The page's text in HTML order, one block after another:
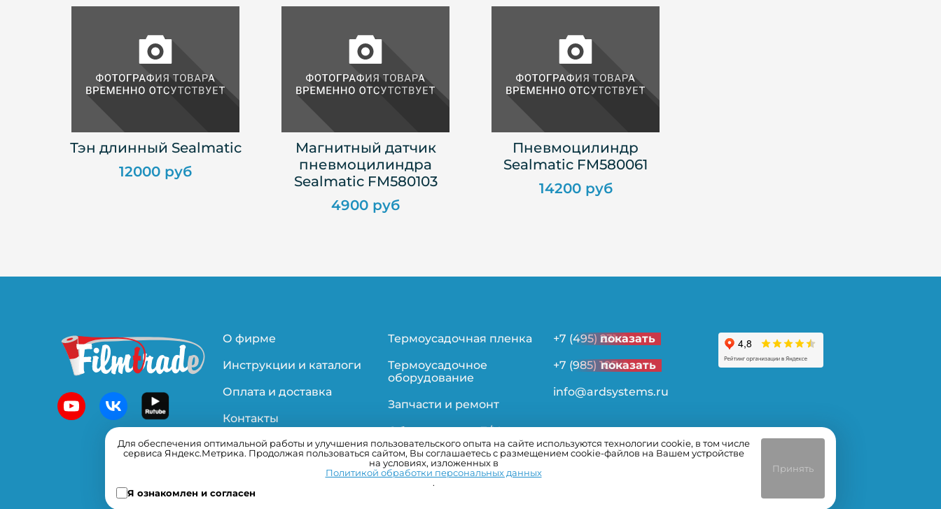
Для обеспечения оптимальной работы и улучшения пользовательского опыта на сайте используются технологии cookie, в том числе
сервиса Яндекс.Метрика. Продолжая пользоваться сайтом, Вы соглашаетесь с размещением cookie-файлов на Вашем устройстве
на условиях, изложенных в
Политикой обработки персональных данных
.
Я ознакомлен и согласен
Принять
Тэн длинный Sealmatic
12000 руб
Магнитный датчик
пневмоцилиндра
Sealmatic FM580103
4900 руб
Пневмоцилиндр
Sealmatic FM580061
14200 руб
О фирме
Инструкции и каталоги
Оплата и доставка
Контакты
Политика
конфиденциальности
Термоусадочная пленка
Термоусадочное
оборудование
Запчасти и ремонт
Оборудование Б/У
+7 (495) 231-21-00
показать
+7 (985) 107-62-32
показать
info@ardsystems.ru